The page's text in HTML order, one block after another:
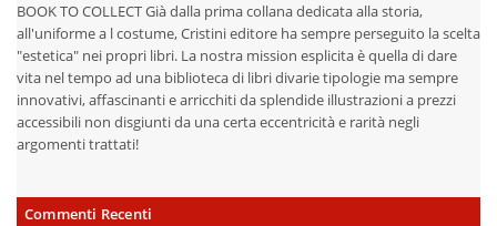
BOOK TO COLLECT Già dalla prima collana dedicata alla storia,
all'uniforme a l costume, Cristini editore ha sempre perseguito la scelta
"estetica" nei propri libri. La nostra mission esplicita è quella di dare
vita nel tempo ad una biblioteca di libri divarie tipologie ma sempre
innovativi, affascinanti e arricchiti da splendide illustrazioni a prezzi
accessibili non disgiunti da una certa eccentricità e rarità negli
argomenti trattati!
Commenti Recenti